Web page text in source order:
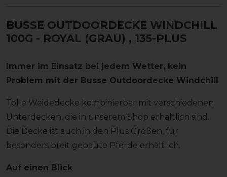
BUSSE OUTDOORDECKE WINDCHILL
100G - ROYAL (GRAU) , 135-PLUS
Immer im Einsatz bei jedem Wetter, kein
Problem mit der Busse Outdoordecke Windchill
Tolle Weidedecke kombinierbar mit verschiedenen
Unterdecken, die in unserem Shop erhältlich sind.
Die Decke ist auch in den Plus Größen, für
besonders breit gebaute Pferde erhältlich.
Auf einen Blick